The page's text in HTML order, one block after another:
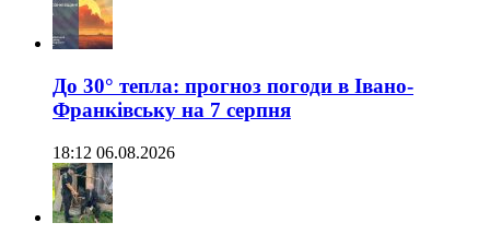
До 30° тепла: прогноз погоди в Івано-
Франківську на 7 серпня
18:12 06.08.2026